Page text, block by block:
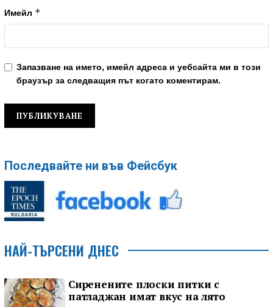
Имейл *
Запазване на името, имейл адреса и уебсайта ми в този
браузър за следващия път когато коментирам.
Последвайте ни във Фейсбук
НАЙ-ТЪРСЕНИ ДНЕС
Сиренените плоски питки с
патладжан имат вкус на лято